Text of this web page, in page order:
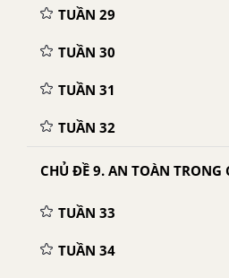
TUẦN 29
TUẦN 30
TUẦN 31
TUẦN 32
TUẦN 33
TUẦN 34